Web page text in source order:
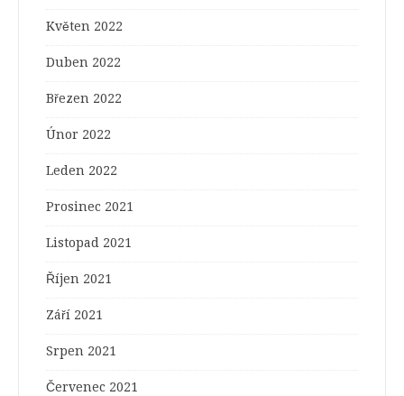
Květen 2022
Duben 2022
Březen 2022
Únor 2022
Leden 2022
Prosinec 2021
Listopad 2021
Říjen 2021
Září 2021
Srpen 2021
Červenec 2021